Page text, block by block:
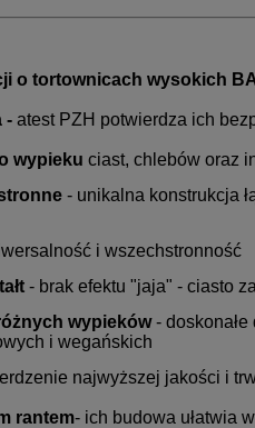
o tortownicach wysokich
- atest PZH potwierdza ich
wypieku ciast, chlebów oraz
- unikalna konstrukcja
i wszechstronność
- brak efektu "jaja" - ciasto
wypieków-
i wegańskich
najwyższej jakości i
rantem- ich budowa ułatwia